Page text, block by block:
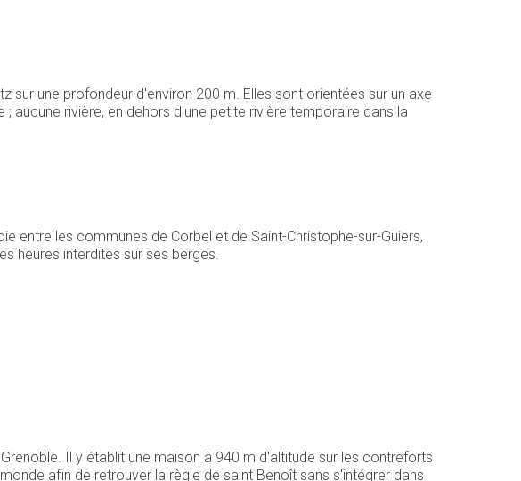
sur une profondeur d'environ 200 m . Elles sont orientées sur un axe
rivière, en dehors d'une petite rivière temporaire dans la
entre les communes de Corbel et de Saint-Christophe-sur-Guiers,
heures interdites sur ses berges.
Il y établit une maison à 940 m d'altitude sur les contreforts
afin de retrouver la règle de saint Benoîtsans s'intégrer dans